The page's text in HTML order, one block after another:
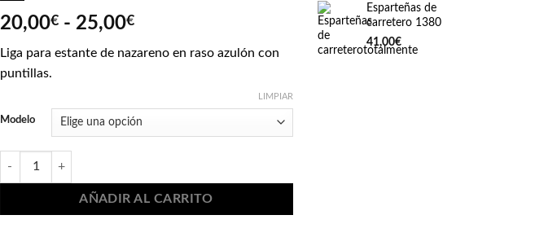
20,00€ - 25,00€Rango
precios:
hasta
25,00€
Liga para estante de nazareno en raso azulón con
puntillas.
Modelo
LIMPIAR
Ligas azules para nazareno 1569 cantidad
AÑADIR AL CARRITO
Esparteñas de
carretero 1380
41,00€